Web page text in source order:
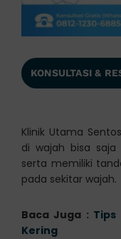
KONSULTASI &
Klinik Utama
di wajah bisa
serta memiliki
pada sekitar wajah.
Baca Juga : Tips
Kering